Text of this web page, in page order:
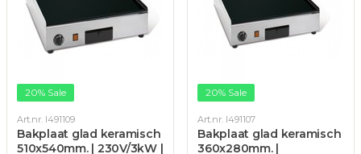
20% Sale
Art.nr. I491109
Bakplaat glad keramisch
510x540mm. | 230V/3kW |
20% Sale
Art.nr. I491107
Bakplaat glad keramisch
360x280mm. |